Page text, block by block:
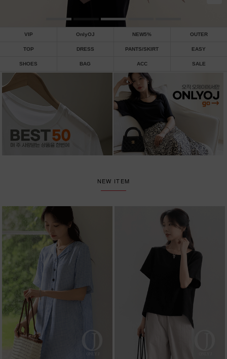
VIP OnlyOJ NEW5% OUTER
TOP DRESS PANTS/SKIRT EASY
SHOES BAG ACC SALE
NEW ITEM